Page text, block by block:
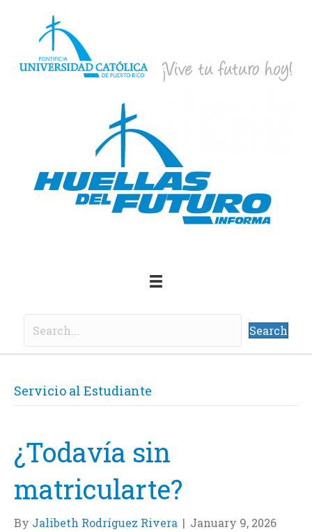
Search
Servicio al Estudiante
¿Todavía sin
matricularte?
By Jalibeth Rodríguez Rivera | January 9, 2026